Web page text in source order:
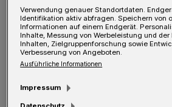
A ls 2015 mehr als
nach Deutschland
insbesondere junge Männer,
Syrien oder Afghanistan, aus
Verwendung genauer Standortdaten.
Identifikation aktiv abfragen. Speichern von
Informationen auf einem Endgerät.
Inhalte, Messung von Werbeleistung und
Inhalten, Zielgruppenforschung sowie
Verbesserung von Angeboten.
Ausführliche Informationen
Impressum